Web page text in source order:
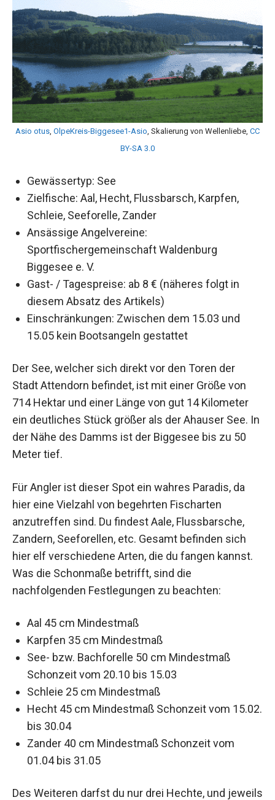
Asio otus OlpeKreis-Biggesee1-Asio , Skalierung von Wellenliebe, CC
BY-SA 3.0
Gewässertyp: See
Zielfische: Aal, Hecht, Flussbarsch, Karpfen,
Schleie, Seeforelle, Zander
Ansässige Angelvereine:
Sportfischergemeinschaft Waldenburg
Biggesee e. V.
Gast- / Tagespreise: ab 8 € (näheres folgt in
diesem Absatz des Artikels)
Einschränkungen: Zwischen dem 15.03 und
15.05 kein Bootsangeln gestattet
Der See, welcher sich direkt vor den Toren der
Stadt Attendorn befindet, ist mit einer Größe von
714 Hektar und einer Länge von gut 14 Kilometer
ein deutliches Stück größer als der Ahauser See. In
der Nähe des Damms ist der Biggesee bis zu 50
Meter tief.
Für Angler ist dieser Spot ein wahres Paradis, da
hier eine Vielzahl von begehrten Fischarten
anzutreffen sind. Du findest Aale, Flussbarsche,
Zandern, Seeforellen, etc. Gesamt befinden sich
hier elf verschiedene Arten, die du fangen kannst.
Was die Schonmaße betrifft, sind die
nachfolgenden Festlegungen zu beachten:
Aal 45 cm Mindestmaß
Karpfen 35 cm Mindestmaß
See- bzw. Bachforelle 50 cm Mindestmaß
Schonzeit vom 20.10 bis 15.03
Schleie 25 cm Mindestmaß
Hecht 45 cm Mindestmaß Schonzeit vom 15.02.
bis 30.04
Zander 40 cm Mindestmaß Schonzeit vom
01.04 bis 31.05
Des Weiteren darfst du nur drei Hechte, und jeweils